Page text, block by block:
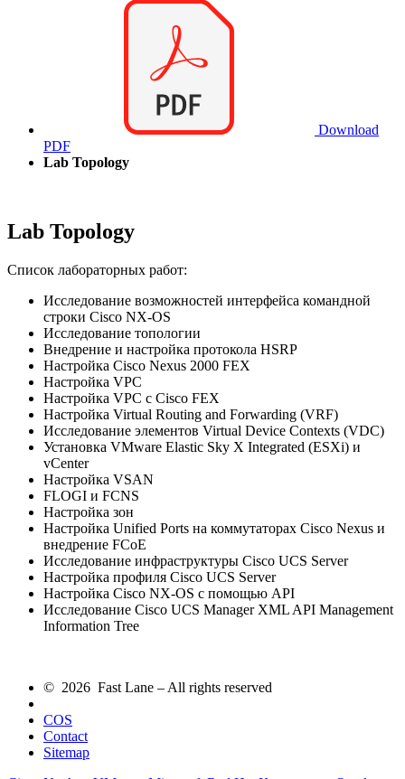
Download
PDF
Lab Topology
Lab Topology
Список лабораторных работ:
Исследование возможностей интерфейса командной
строки Cisco NX-OS
Исследование топологии
Внедрение и настройка протокола HSRP
Настройка Cisco Nexus 2000 FEX
Настройка VPC
Настройка VPC с Cisco FEX
Настройка Virtual Routing and Forwarding (VRF)
Исследование элементов Virtual Device Contexts (VDC)
Установка VMware Elastic Sky X Integrated (ESXi) и
vCenter
Настройка VSAN
FLOGI и FCNS
Настройка зон
Настройка Unified Ports на коммутаторах Cisco Nexus и
внедрение FCoE
Исследование инфраструктуры Cisco UCS Server
Настройка профиля Cisco UCS Server
Настройка Cisco NX-OS с помощью API
Исследование Cisco UCS Manager XML API Management
Information Tree
© 2026 Fast Lane – All rights reserved
COS
Contact
Sitemap